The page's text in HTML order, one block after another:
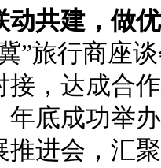
动共建，做
”旅行商座
，达成合
年底成功举
进会，汇